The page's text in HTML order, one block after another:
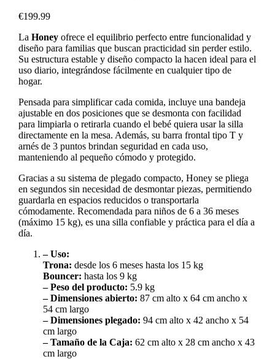
€199.99
La Honeyofrece el equilibrio perfecto entre funcionalidad y
diseño para familias que buscan practicidad sin perder estilo.
Su estructura estable y diseño compacto la hacen ideal para el
uso diario, integrándose fácilmente en cualquier tipo de
hogar.
Pensada para simplificar cada comida, incluye una bandeja
ajustable en dos posiciones que se desmonta con facilidad
para limpiarla o retirarla cuando el bebé quiera usar la silla
directamente en la mesa. Además, su barra frontal tipo T y
arnés de 3 puntos brindan seguridad en cada uso,
manteniendo al pequeño cómodo y protegido.
Gracias a su sistema de plegado compacto, Honey se pliega
en segundos sin necesidad de desmontar piezas, permitiendo
guardarla en espacios reducidos o transportarla
cómodamente. Recomendada para niños de 6 a 36 meses
(máximo 15 kg), es una silla confiable y práctica para el día a
día.
– Uso:
Trona: desde los 6 meses hasta los 15 kg
Bouncer: hasta los 9 kg
– Peso del producto: 5.9 kg
– Dimensiones abierto: 87 cm alto x 64 cm ancho x
54 cm largo
– Dimensiones plegado: 94 cm alto x 42 ancho x 54
cm largo
– Tamaño de la Caja: 62 cm alto x 28 cm ancho x 43
cm largo